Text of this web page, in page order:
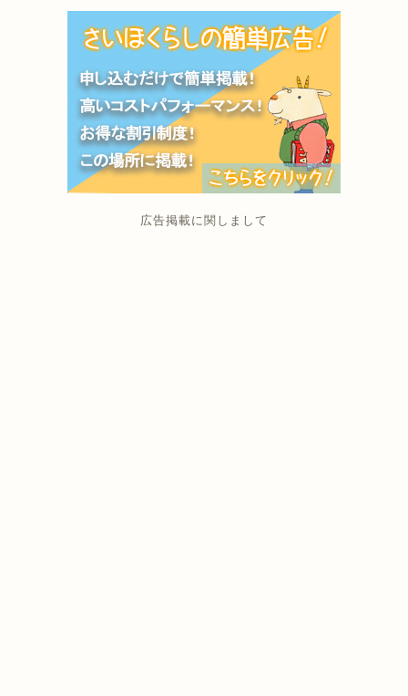
広告掲載に関しまして